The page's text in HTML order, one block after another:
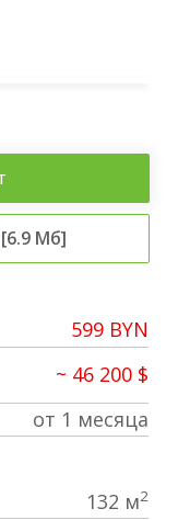
[6.9 Мб]
599 BYN
~ 46 200 $
от 1 месяца
132 м2